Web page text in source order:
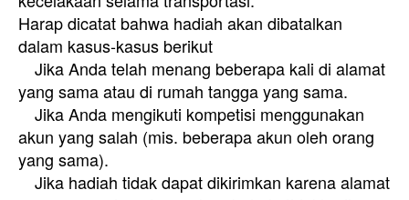
Harap dicatat bahwa hadiah akan dibatalkan
dalam kasus-kasus berikut
Jika Anda telah menang beberapa kali di alamat
yang sama atau di rumah tangga yang sama.
Jika Anda mengikuti kompetisi menggunakan
akun yang salah (mis. beberapa akun oleh orang
yang sama).
Jika hadiah tidak dapat dikirimkan karena alamat